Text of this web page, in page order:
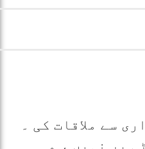
سے ملاقات کی ۔
پر نہیں ، وہ